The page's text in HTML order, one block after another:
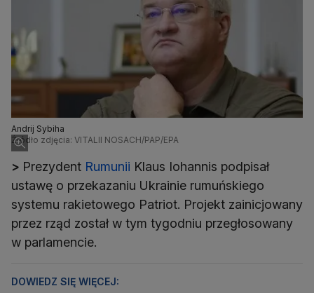
Andrij Sybiha
Źródło zdjęcia: VITALII NOSACH/PAP/EPA
> Prezydent Rumunii Klaus Iohannis podpisał
ustawę o przekazaniu Ukrainie rumuńskiego
systemu rakietowego Patriot. Projekt zainicjowany
przez rząd został w tym tygodniu przegłosowany
w parlamencie.
DOWIEDZ SIĘ WIĘCEJ: